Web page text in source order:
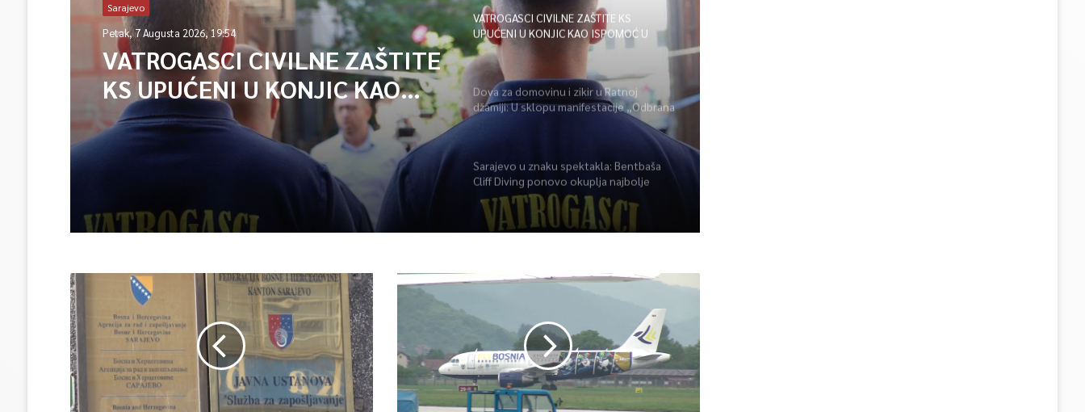
Sarajevo
Petak, 7 Augusta 2026, 19:54
VATROGASCI CIVILNE ZAŠTITE
KS UPUĆENI U KONJIC KAO
ISPOMOĆ U GAŠENJU POŽARA
VATROGASCI CIVILNE ZAŠTITE KS
UPUĆENI U KONJIC KAO ISPOMOĆ U
GAŠENJU POŽARA
Dova za domovinu i zikir u Ratnoj
džamiji: U sklopu manifestacije „Odbrana
BiH – Igman 2026“ odana počast
Sarajevo u znaku spektakla: Bentbaša
Cliff Diving ponovo okuplja najbolje
skakače i vrhunsku zabavu